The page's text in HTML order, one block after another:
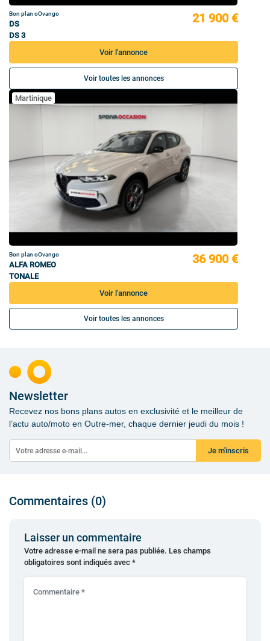
Bon plan oOvango
DS
DS 3
21 900 €
Voir l'annonce
Voir toutes les annonces
Martinique
Bon plan oOvango
ALFA ROMEO
TONALE
36 900 €
Voir l'annonce
Voir toutes les annonces
Newsletter
Recevez nos bons plans autos en exclusivité et le meilleur de
l’actu auto/moto en Outre-mer, chaque dernier jeudi du mois !
Je m'inscris
Commentaires (0)
Laisser un commentaire
Votre adresse e-mail ne sera pas publiée. Les champs
obligatoires sont indiqués avec *